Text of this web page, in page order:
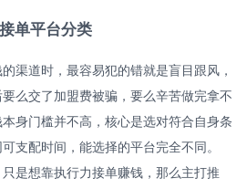
单平台分类
渠道时，最容易犯的错就是盲目跟风，
么交了加盟费被骗，要么辛苦做完拿不
身门槛并不高，核心是选对符合自身条
支配时间，能选择的平台完全不同。
是想靠执行力接单赚钱，那么主打推